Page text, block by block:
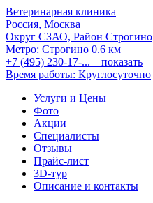
Ветеринарная клиника
Россия, Москва
Округ СЗАО, Район Строгино
Метро: Строгино 0.6 км
+7 (495) 230-17-... – показать
Время работы: Круглосуточно
Услуги и Цены
Фото
Акции
Специалисты
Отзывы
Прайс-лист
3D-тур
Описание и контакты